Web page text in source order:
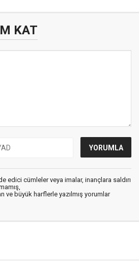
KAT
edici cümleler veya imalar, inançlara saldırı
ve büyük harflerle yazılmış yorumlar